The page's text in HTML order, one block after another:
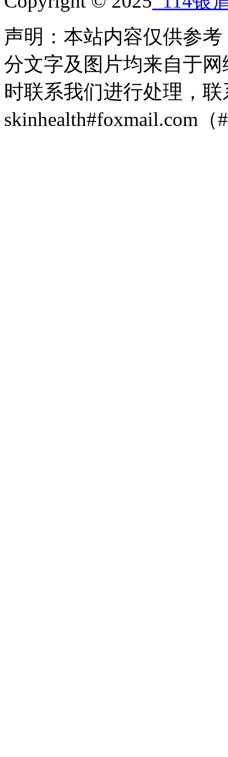
声明：本站内容仅供参
分文字及图片均来自于
时联系我们进行处理，
skinhealth#foxmail.com（